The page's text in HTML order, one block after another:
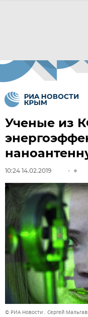
Ученые из
10:24 14.02.2019
© РИА Новости . Сергей